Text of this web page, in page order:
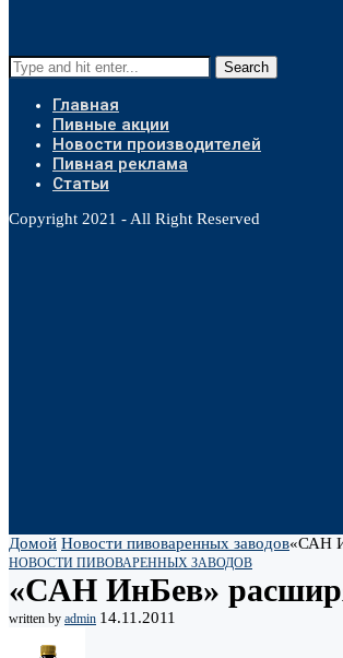
Search
Главная
Пивные акции
Новости производителей
Пивная реклама
Статьи
Copyright 2021 - All Right Reserved
Домой Новости пивоваренных заводов«САН
НОВОСТИ ПИВОВАРЕННЫХ ЗАВОДОВ
«САН ИнБев»
written by admin 14.11.2011